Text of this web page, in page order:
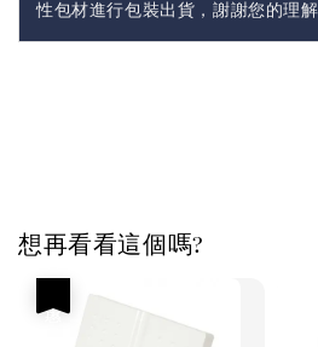
性包材進行包裝出貨，謝謝您的理解
想再看看這個嗎?